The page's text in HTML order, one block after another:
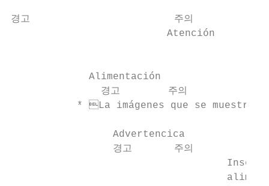
경고                        주의
Atención
             Alimentación
               경고        주의
* La imágenes que se muestran
                 Advertencica
                 경고       주의